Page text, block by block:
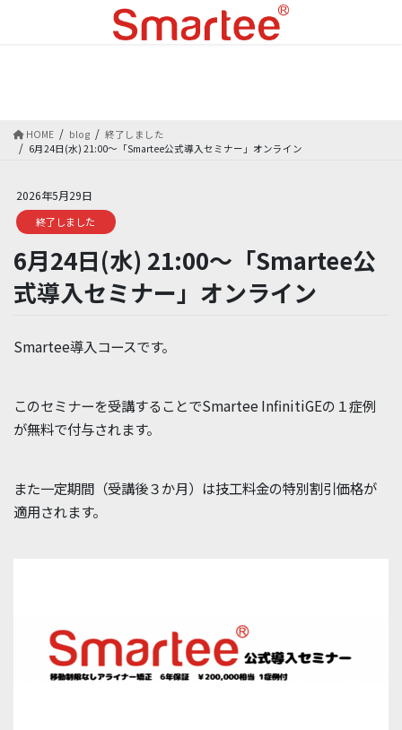
HOME blog
終了しました
6月24日(水) 21:00～「Smartee公式導入セミナー」オンライン
2026年5月29日
終了しました
6月24日(水) 21:00～「Smartee公
式導入セミナー」オンライン
Smartee導入コースです。
このセミナーを受講することでSmartee InfinitiGEの１症例
が無料で付与されます。
また一定期間（受講後３か月）は技工料金の特別割引価格が
適用されます。